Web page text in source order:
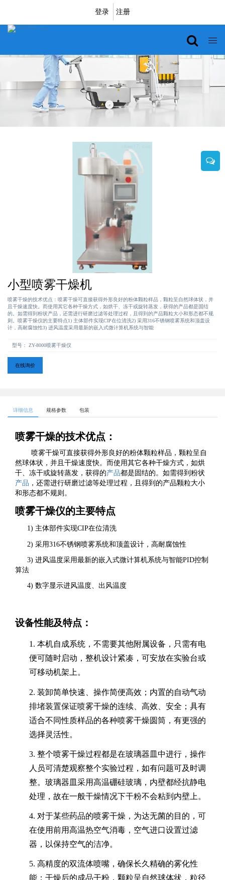
登录 注册
小型喷雾干燥机
喷雾干燥的技术优点：喷雾干燥可直接获得外形良好的粉体颗粒样品，颗粒呈自然球体状，并
且干燥速度快。而使用其它各种干燥方式，如烘干、冻干或旋转蒸发，获得的产品都是固结
的。如需得到粉状产品，还需进行研磨过滤等处理过程，且得到的产品颗粒大小和形态都不规
则。喷雾干燥仪的主要特点1) 主体部件实现CIP在位清洗2) 采用316不锈钢喷雾系统和顶盖设
计，高耐腐蚀性3) 进风温度采用最新的嵌入式微计算机系统与智能
型号： ZY-8000喷雾干燥仪
在线询价
详细信息 规格参数 包装
喷雾干燥的技术优点：
喷雾干燥可直接获得外形良好的粉体颗粒样品，颗粒呈自
然球体状，并且干燥速度快。 而使用其它各种干燥方式 ，如烘
干、冻干或旋转蒸发，获得的产品都是固结的。如需得到粉状
产品 ，还需进行研磨过滤等处理过程，且得到的产品颗粒大小
和形态都不规则。
喷雾干燥仪的主要特点
1) 主体部件实现CIP在位清洗
2) 采用316不锈钢喷雾系统和顶盖设计，高耐腐蚀性
3) 进风温度采用最新的嵌入式微计算机系统与智能PID控制
算法
4) 数字显示进风温度、出 风温度
设备性能及特点：
1. 本机自成系统，不需要其他附属设备，只需有电
便可随时启动，整机设计紧凑，可安放在实验台或
可移动机架上。
2. 装卸简单快速、操作简便高效；内置的自动气动
排堵装置保证喷雾干燥的连续、高效、安全；具有
适合不同性质样品的各种喷雾干燥圆筒，有更强的
选择灵活性。
3. 整个喷雾干燥过程都是在玻璃器皿中进行，操作
人员可清楚观察整个实验过程，如有问题可及时调
整。玻璃器皿 采用高温硼硅玻璃， 内壁都经抗静电
处理，故在一般干燥情况下干粉不会粘到内壁上。
4. 对于某些药品的喷雾干燥，为达无菌的目的，可
在使用前用高温热空气消毒，空气进口设置过滤
器，以保持空气的洁净。
5. 高精度的双流体喷嘴，确保长久精确的雾化性
能；干燥后的成品干粉，颗粒呈自然球体状，粒径